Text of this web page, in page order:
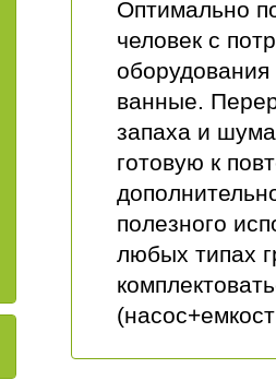
Оптимально
человек с
ванные.
запаха и
готовую к
полезного
любых типах